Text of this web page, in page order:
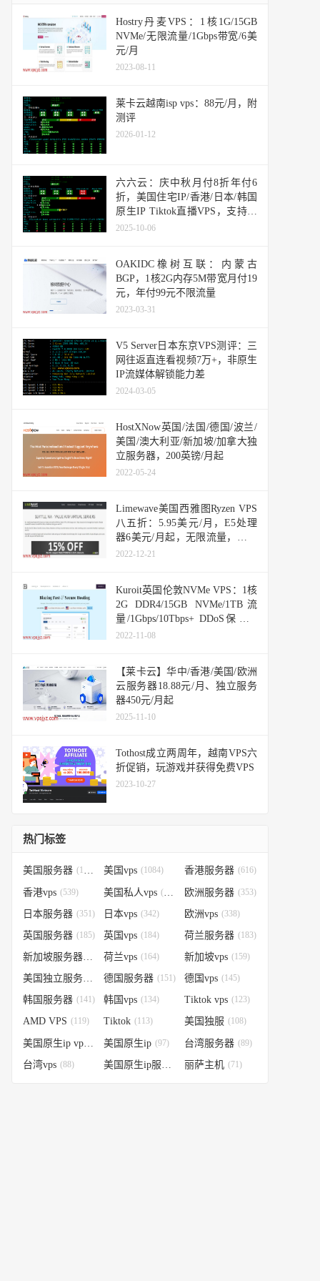
Hostry丹麦VPS：1核1G/15GB
NVMe/无限流量/1Gbps带宽/6美
元/月
2023-08-11
莱卡云越南isp vps：88元/月，附
测评
2026-01-12
六六云：庆中秋月付8折年付6
折，美国住宅IP/香港/日本/韩国
原生IP Tiktok直播VPS，支持支
付宝
2025-10-06
OAKIDC橡树互联：内蒙古
BGP，1核2G内存5M带宽月付19
元，年付99元不限流量
2023-03-31
V5 Server日本东京VPS测评：三
网往返直连看视频7万+，非原生
IP流媒体解锁能力差
2024-03-05
HostXNow英国/法国/德国/波兰/
美国/澳大利亚/新加坡/加拿大独
立服务器，200英镑/月起
2022-05-24
Limewave美国西雅图Ryzen VPS
八五折：5.95美元/月，E5处理
器6美元/月起，无限流量，送双
倍内存
2022-12-21
Kuroit英国伦敦NVMe VPS：1核
2G DDR4/15GB NVMe/1TB流
量/1Gbps/10Tbps+ DDoS保护/5
英镑/月
2022-11-08
【莱卡云】华中/香港/美国/欧洲
云服务器18.88元/月、独立服务
器450元/月起
2025-11-10
Tothost成立两周年，越南VPS六
折促销，玩游戏并获得免费VPS
2023-10-27
热门标签
美国服务器 (1184) 美国vps (1084) 香港服务器 (616)
香港vps (539) 美国私人vps (388) 欧洲服务器 (353)
日本服务器 (351) 日本vps (342) 欧洲vps (338)
英国服务器 (185) 英国vps (184) 荷兰服务器 (183)
新加坡服务器(179)荷兰vps (164) 新加坡vps (159)
美国独立服务器 (151)
德国服务器 (151) 德国vps (145)
韩国服务器 (141) 韩国vps (134) Tiktok vps (123)
AMD VPS (119) Tiktok (113) 美国独服 (108)
(98)美国原生ip (97) 台湾服务器 (89)
台湾vps (88) (74)
丽萨主机 (71)